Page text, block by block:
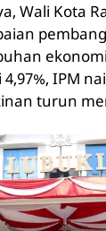
Wali Kota
IPM
turun